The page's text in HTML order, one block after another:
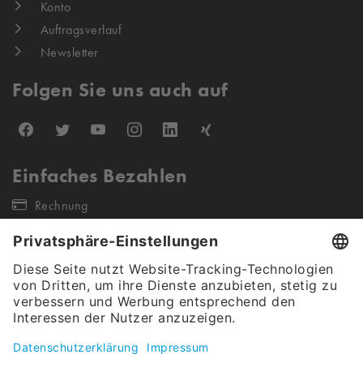
Konto
Auftragsverlauf
Newsletter
Folgen Sie uns auch auf
Einfaches Bezahlen
Rechnung
Unsere Versandpartner